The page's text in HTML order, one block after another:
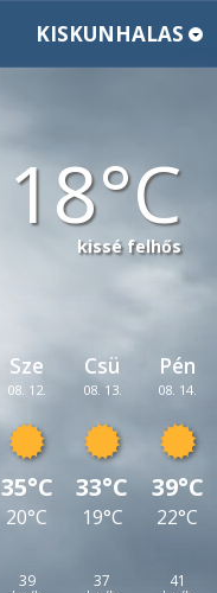
KISKUNHALAS
18
kissé felhős
Sze
08. 12.
35°C
20°C
39
Csü
08. 13.
33°C
19°C
37
Pén
08. 14.
39°C
22°C
41